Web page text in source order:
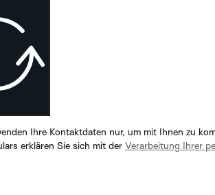
Ihre Kontaktdaten nur, um mit Ihnen zu
erklären Sie sich mit der Verarbeitung Ihrer